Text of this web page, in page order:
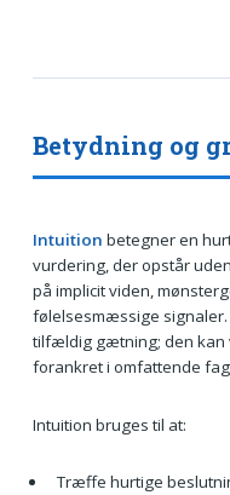
Betydning og
Intuition betegner en
vurdering, der opstår
på implicit viden,
følelsesmæssige signaler.
tilfældig gætning; den
forankret i omfattende
Intuition bruges til at:
Træffe hurtige